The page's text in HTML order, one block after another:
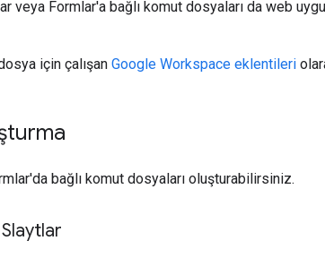
veya Formlar'a bağlı komut dosyaları da web
için çalışan Google Workspace eklentileri
bağlı komut dosyaları oluşturabilirsiniz.